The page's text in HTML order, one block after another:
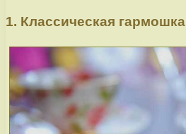
1. Классическая гармошка